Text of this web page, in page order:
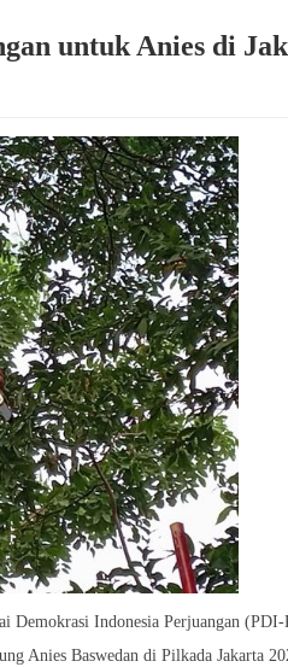
untuk Anies di
Demokrasi Indonesia Perjuangan
Anies Baswedan di Pilkada Jakarta